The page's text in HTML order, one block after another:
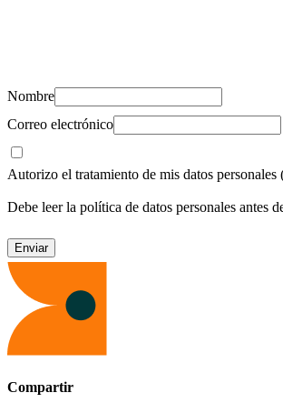
Nombre
Correo electrónico
Autorizo el tratamiento de mis datos personales
Debe leer la política de datos personales antes
Compartir